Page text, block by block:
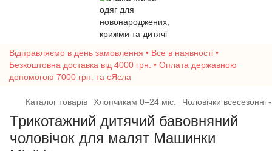
Відправляємо в день замовлення • Все в наявності •
Безкоштовна доставка від 4000 грн. • Оплата державною
допомогою 7000 грн. та єЯсла
Каталог товарів Хлопчикам 0–24 міс. Чоловічки всесезонні
Трикотажний дитячий бавовняний
чоловічок для малят Машинки